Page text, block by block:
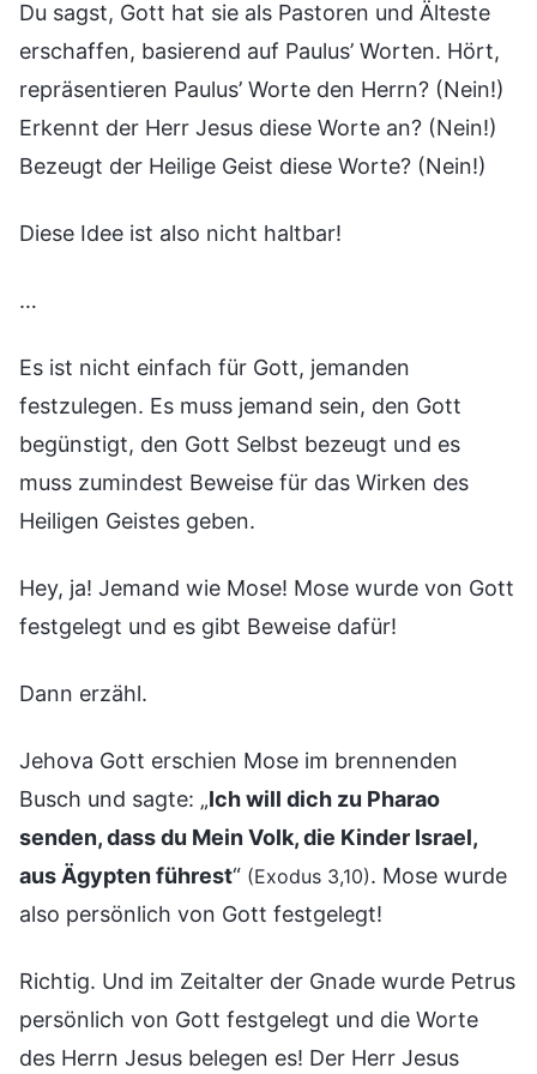
Du sagst, Gott hat sie als Pastoren und Älteste
erschaffen, basierend auf Paulus’ Worten. Hört,
repräsentieren Paulus’ Worte den Herrn? (Nein!)
Erkennt der Herr Jesus diese Worte an? (Nein!)
Bezeugt der Heilige Geist diese Worte? (Nein!)
Diese Idee ist also nicht haltbar!
…
Es ist nicht einfach für Gott, jemanden
festzulegen. Es muss jemand sein, den Gott
begünstigt, den Gott Selbst bezeugt und es
muss zumindest Beweise für das Wirken des
Heiligen Geistes geben.
Hey, ja! Jemand wie Mose! Mose wurde von Gott
festgelegt und es gibt Beweise dafür!
Dann erzähl.
Jehova Gott erschien Mose im brennenden
Busch und sagte: „Ich will dich zu Pharao
senden, dass du Mein Volk, die Kinder Israel,
aus Ägypten führest“ (Exodus 3,10). Mose wurde
also persönlich von Gott festgelegt!
Richtig. Und im Zeitalter der Gnade wurde Petrus
persönlich von Gott festgelegt und die Worte
des Herrn Jesus belegen es! Der Herr Jesus